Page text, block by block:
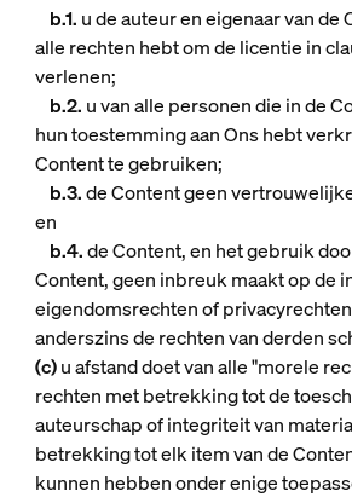
b.1. u de auteur en eigenaar van de
alle rechten hebt om de licentie in
verlenen;
b.2. u van alle personen die in de
hun toestemming aan Ons hebt
Content te gebruiken;
b.3.de Content geen
en
b.4.de Content, en het gebruik
Content, geen inbreuk maakt op de
eigendomsrechten of
anderszins de rechten van derden
(c)u afstand doet van alle "morele
rechten met betrekking tot de
auteurschap of integriteit van
betrekking tot elk item van de
kunnen hebben onder enige